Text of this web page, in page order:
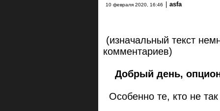
10 февраля 2020, 16:46 asfa
(изначальный текст
комментариев)
Добрый день,
Особенно те, кто не